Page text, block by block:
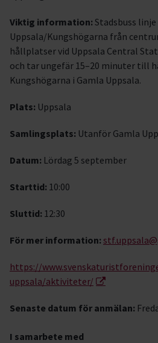
Viktig information: Stadsbuss
Uppsala/Kungshögarna från
hållplatser vid Uppsala Central
och tar ungefär 15–20 minuter till
Kungshögarna i Gamla Uppsala.
Plats: Uppsala
Samlingsplats: Utanför Gamla
Datum: Lördag 5 september
Starttid: 10:00
Sluttid: 12:30
För mer information:
https://
uppsala/aktiviteter/
Senaste datum för anmälan:
I samarbete med